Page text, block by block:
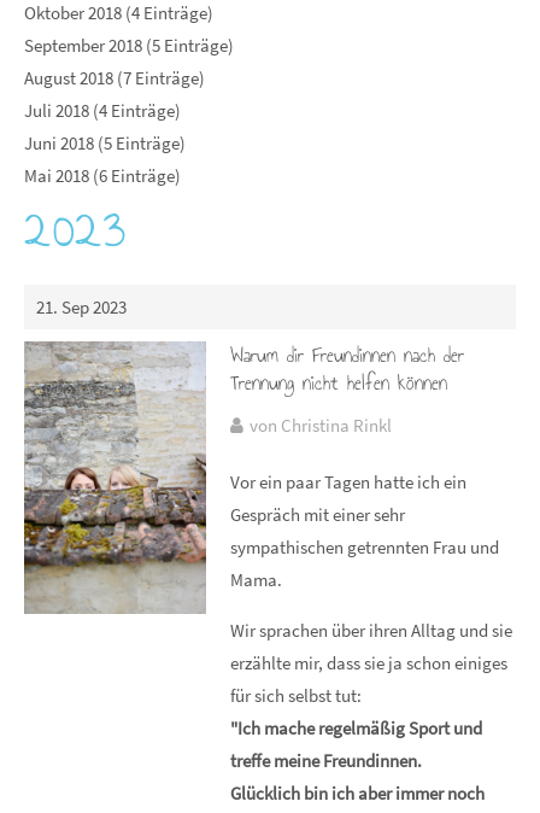
Oktober 2018 (4 Einträge)
September 2018 (5 Einträge)
August 2018 (7 Einträge)
Juli 2018 (4 Einträge)
Juni 2018 (5 Einträge)
Mai 2018 (6 Einträge)
2023
21. Sep 2023
Warum dir Freundinnen nach der
Trennung nicht helfen können
von Christina Rinkl
Vor ein paar Tagen hatte ich ein
Gespräch mit einer sehr
sympathischen getrennten Frau und
Mama.
Wir sprachen über ihren Alltag und sie
erzählte mir, dass sie ja schon einiges
für sich selbst tut:
"Ich mache regelmäßig Sport und
treffe meine Freundinnen.
Glücklich bin ich aber immer noch